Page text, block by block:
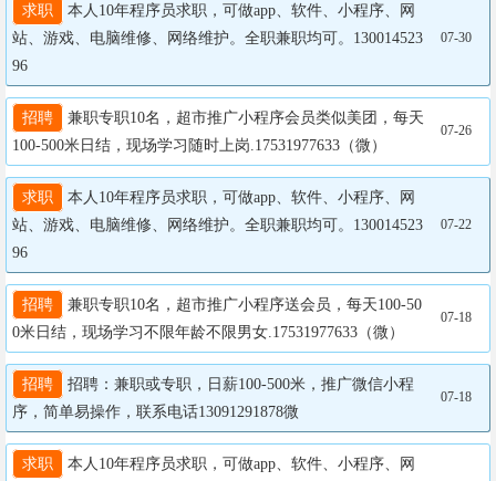
求职
本人10年程序员求职，可做app、软件、小程序、网
站、游戏、电脑维修、网络维护。全职兼职均可。130014523
96
07-30
招聘
兼职专职10名，超市推广小程序会员类似美团，每天
100-500米日结，现场学习随时上岗.17531977633（微）
07-26
求职
本人10年程序员求职，可做app、软件、小程序、网
站、游戏、电脑维修、网络维护。全职兼职均可。130014523
96
07-22
招聘
兼职专职10名，超市推广小程序送会员，每天100-50
0米日结，现场学习不限年龄不限男女.17531977633（微）
07-18
招聘
招聘：兼职或专职，日薪100-500米，推广微信小程
序，简单易操作，联系电话13091291878微
07-18
求职
本人10年程序员求职，可做app、软件、小程序、网